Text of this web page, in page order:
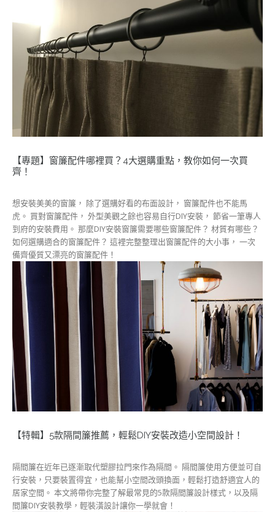
【專題】窗簾配件哪裡買？4大選購重點，教你如何一次買
齊！
想安裝美美的窗簾， 除了選購好看的布面設計， 窗簾配件也不能馬
虎。 買對窗簾配件， 外型美觀之餘也容易自行DIY安裝， 節省一筆專人
到府的安裝費用。 那麼DIY安裝窗簾需要哪些窗簾配件？ 材質有哪些？
如何選購適合的窗簾配件？ 這裡完整整理出窗簾配件的大小事， 一次
備齊優質又漂亮的窗簾配件！
【特輯】5款隔間簾推薦，輕鬆DIY安裝改造小空間設計！
隔間簾在近年已逐漸取代塑膠拉門來作為隔間。 隔間簾使用方便並可自
行安裝，只要裝置得宜，也能幫小空間改頭換面，輕鬆打造舒適宜人的
居家空間。 本文將帶你完整了解最常見的5款隔間簾設計樣式，以及隔
間簾DIY安裝教學，輕裝潢設計讓你一學就會！